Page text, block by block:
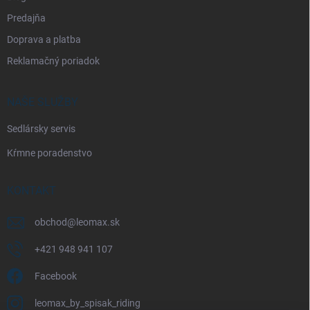
Predajňa
Doprava a platba
Reklamačný poriadok
NAŠE SLUŽBY
Sedlársky servis
Kŕmne poradenstvo
KONTAKT
obchod@ leomax.sk
+421 948 941 107
Facebook
leomax_by_spisak_riding